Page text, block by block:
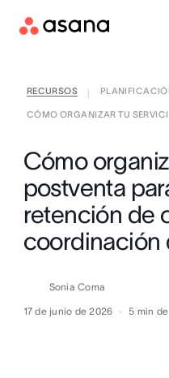
RECURSOS
CÓMO ORGANIZAR TU
Cómo
postventa
retención de
coordinación
Sonia Coma
17 de junio de 2026 5 min